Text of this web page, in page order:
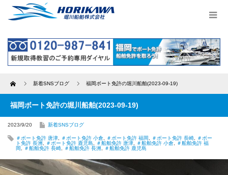
Home 新着SNSブログ 福岡ボート免許の堀川船舶(2023-09-19)
福岡ボート免許の堀川船舶(2023-09-19)
2023/9/20 新着SNSブログ
＃ボート免許 唐津 ＃ボート免許 小倉 ＃ボート免許 福岡 ＃ボート免許 長崎
＃ボー
ト免許 長洲
＃ボート免許 鹿児島 ＃船舶免許 唐津 ＃船舶免許 小倉
＃船舶免許 福
岡
＃船舶免許 長崎 ＃船舶免許 長洲 ＃船舶免許 鹿児島